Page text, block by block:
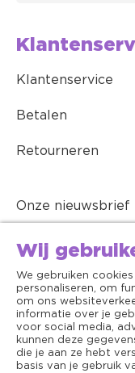
Klantenservice
Betalen
Retourneren
Onze nieuwsbrief
Social
Volg ons op
Facebook
Wij
We gebruiken
personaliseren, om
om ons
informatie over je
voor social media,
kunnen deze
die je aan ze hebt
basis van je gebruik